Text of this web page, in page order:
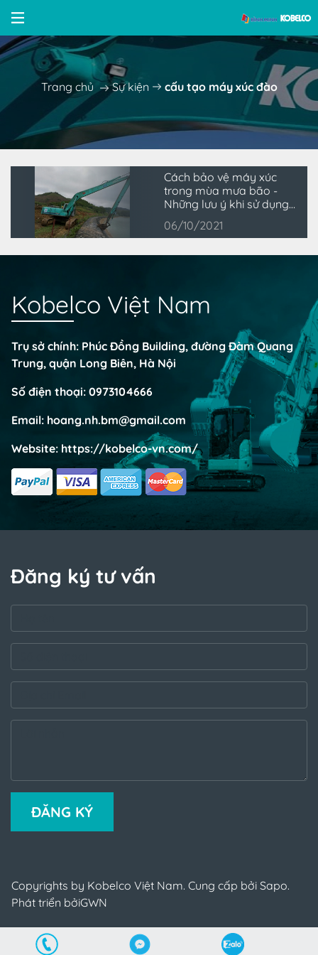
Trang chủ Sự kiện cấu tạo máy xúc đào
Cách bảo vệ máy xúc
trong mùa mưa bão -
Những lưu ý khi sử dụng
máy xúc đào
06/10/2021
Kobelco Việt Nam
Trụ sở chính: Phúc Đồng Building, đường Đàm Quang
Trung, quận Long Biên, Hà Nội
Số điện thoại: 0973104666
Email: hoang.nh.bm@gmail.com
Website: https://kobelco-vn.com/
Đăng ký tư vấn
ĐĂNG KÝ
Copyrights by Kobelco Việt Nam. Cung cấp bởi Sapo.
Phát triển bởiGWN